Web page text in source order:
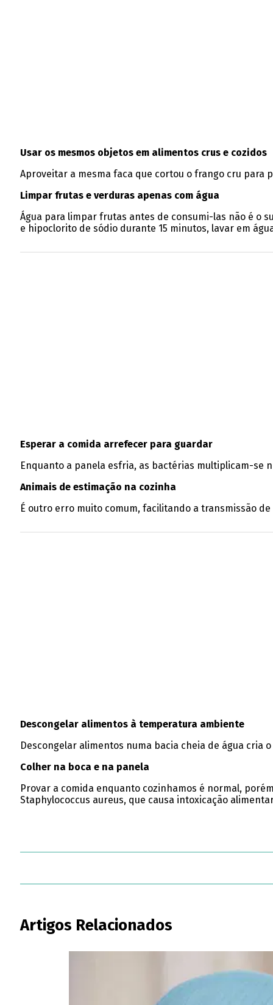
Usar os mesmos objetos em alimentos crus e cozidos
Aproveitar a mesma faca que cortou o frango cru para
Limpar frutas e verduras apenas com água
Água para limpar frutas antes de consumi-las não é o
e hipoclorito de sódio durante 15 minutos, lavar em
Esperar a comida arrefecer para guardar
Enquanto a panela esfria, as bactérias multiplicam-se
Animais de estimação na cozinha
É outro erro muito comum, facilitando a transmissão
Descongelar alimentos à temperatura ambiente
Descongelar alimentos numa bacia cheia de água
Colher na boca e na panela
Provar a comida enquanto cozinhamos é normal,
Staphylococcus aureus, que causa intoxicação
Artigos Relacionados